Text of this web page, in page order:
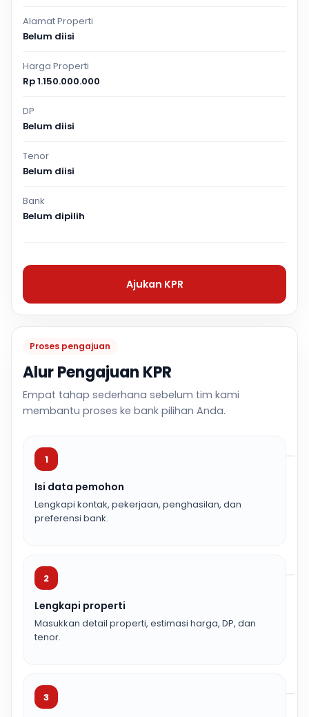
Proses pengajuan
Alur Pengajuan KPR
Empat tahap sederhana sebelum tim kami
membantu proses ke bank pilihan Anda.
1
Isi data pemohon
Lengkapi kontak, pekerjaan, penghasilan, dan
preferensi bank.
2
Lengkapi properti
Masukkan detail properti, estimasi harga, DP, dan
tenor.
3
Alamat Properti
Belum diisi
Harga Properti
Rp 1.150.000.000
DP
Belum diisi
Tenor
Belum diisi
Bank
Belum dipilih
Ajukan KPR